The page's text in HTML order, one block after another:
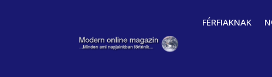
FÉRFIAKNAK